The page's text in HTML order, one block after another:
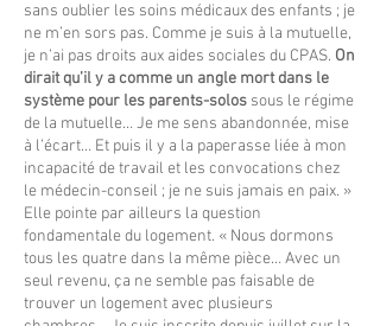
sans oublier les soins médicaux des enfants ; je
ne m’en sors pas. Comme je suis à la mutuelle,
je n’ai pas droits aux aides sociales du CPAS. On
dirait qu’il y a comme un angle mort dans le
système pour les parents-solos sous le régime
de la mutuelle… Je me sens abandonnée, mise
à l’écart… Et puis il y a la paperasse liée à mon
incapacité de travail et les convocations chez
le médecin-conseil ; je ne suis jamais en paix. »
Elle pointe par ailleurs la question
fondamentale du logement. « Nous dormons
tous les quatre dans la même pièce… Avec un
seul revenu, ça ne semble pas faisable de
trouver un logement avec plusieurs